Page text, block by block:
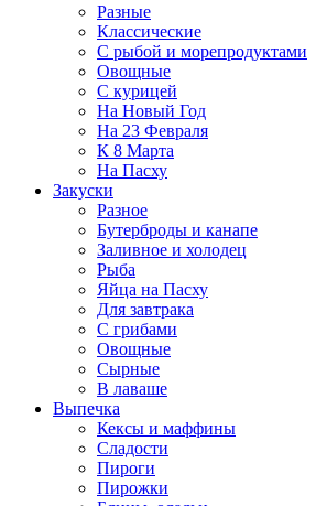
Разные
Классические
С рыбой и морепродуктами
Овощные
С курицей
На Новый Год
На 23 Февраля
К 8 Марта
На Пасху
Закуски
Разное
Бутерброды и канапе
Заливное и холодец
Рыба
Яйца на Пасху
Для завтрака
С грибами
Овощные
Сырные
В лаваше
Выпечка
Кексы и маффины
Сладости
Пироги
Пирожки